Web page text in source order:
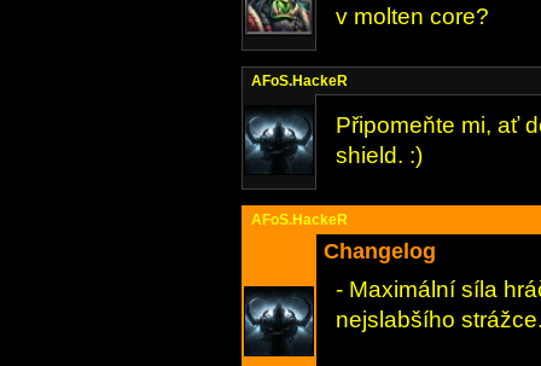
v molten core?
AFoS.HackeR
Připomeňte mi, ať
shield. :)
AFoS.HackeR
Changelog
- Maximální síla
nejslabšího